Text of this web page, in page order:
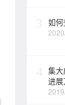
如何
集
进
构建